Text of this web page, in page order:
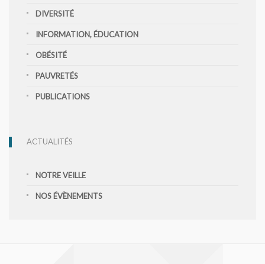
DIVERSITÉ
INFORMATION, ÉDUCATION
OBÉSITÉ
PAUVRETÉS
PUBLICATIONS
ACTUALITÉS
NOTRE VEILLE
NOS ÉVÈNEMENTS